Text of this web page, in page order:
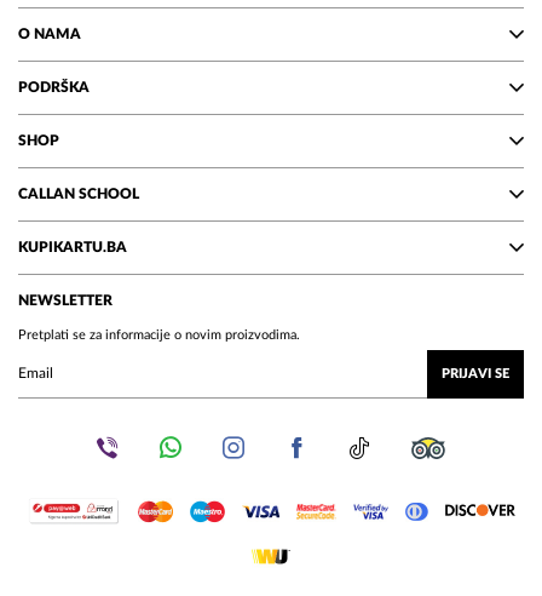
O NAMA
PODRŠKA
SHOP
CALLAN SCHOOL
KUPIKARTU.BA
NEWSLETTER
Pretplati se za informacije o novim proizvodima.
PRIJAVI SE